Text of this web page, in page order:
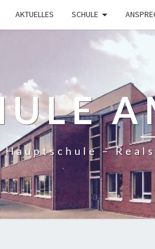
AKTUELLES SCHULE
Hauptschule –